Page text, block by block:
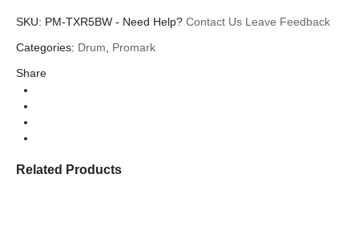
SKU: PM-TXR5BW - Need Help? Contact Us Leave Feedback
Categories: Drum, Promark
Share
Related Products